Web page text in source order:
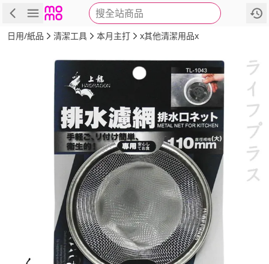
搜全站商品
商品 評價 詳情
日用/紙品 清潔工具 本月主打 x其他清潔用品x